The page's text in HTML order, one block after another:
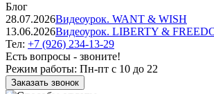
Блог
28.07.2026Видеоурок. WANT & WISH
13.06.2026Видеоурок. LIBERTY &
Тел: +7 (926) 234-13-29
Есть вопросы - звоните!
Режим работы: Пн-пт с 10 до 22
Заказать звонок